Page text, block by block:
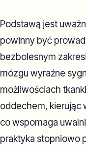
Podstawą jest
powinny być
bezbolesnym
mózgu wyraźne
możliwościach
oddechem, kierując
co wspomaga
praktyka stopniowo